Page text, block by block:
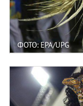
ФОТО: EPA/UPG